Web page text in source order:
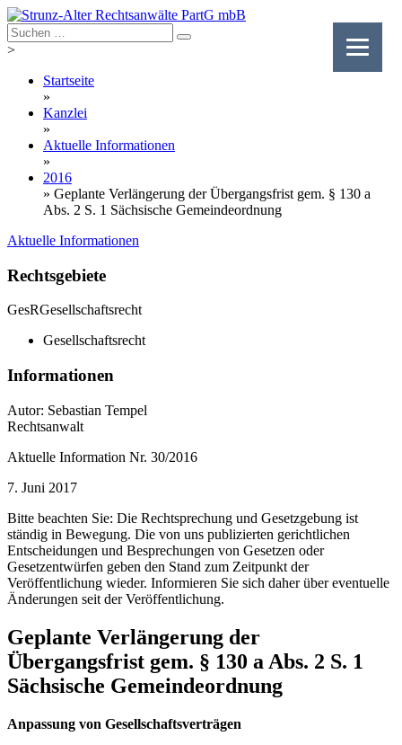
Skip
to
content
>
Startseite
»
Kanzlei
»
Aktuelle Informationen
»
2016
» Geplante Verlängerung der Übergangsfrist gem. § 130 a
Abs. 2 S. 1 Sächsische Gemeindeordnung
Aktuelle Informationen
Rechtsgebiete
GesRGesellschaftsrecht
Gesellschaftsrecht
Informationen
Autor: Sebastian Tempel
Rechtsanwalt
Aktuelle Information Nr. 30/2016
7. Juni 2017
Bitte beachten Sie: Die Rechtsprechung und Gesetzgebung ist
ständig in Bewegung. Die von uns publizierten gerichtlichen
Entscheidungen und Besprechungen von Gesetzen oder
Gesetzentwürfen geben den Stand zum Zeitpunkt der
Veröffentlichung wieder. Informieren Sie sich daher über eventuelle
Änderungen seit der Veröffentlichung.
Geplante Verlängerung der
Übergangsfrist gem. § 130 a Abs. 2 S. 1
Sächsische Gemeindeordnung
Anpassung von Gesellschaftsverträgen